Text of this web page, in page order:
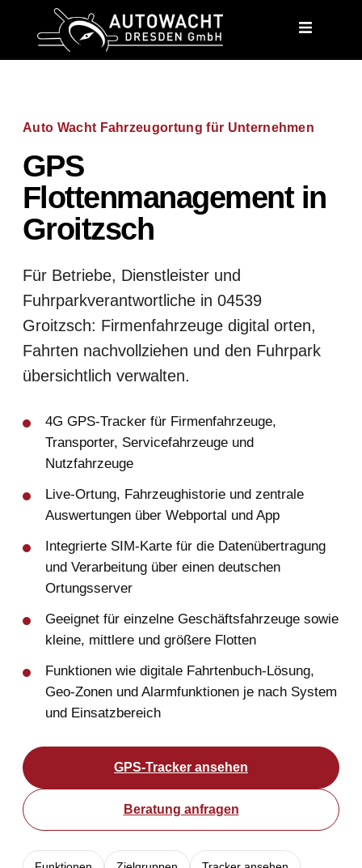
Auto Wacht Fahrzeugortung für Unternehmen
GPS
Flottenmanagement in
Groitzsch
Für Betriebe, Dienstleister und
Fuhrparkverantwortliche in 04539
Groitzsch: Firmenfahrzeuge digital orten,
Fahrten nachvollziehen und den Fuhrpark
übersichtlich verwalten.
4G GPS-Tracker für Firmenfahrzeuge,
Transporter, Servicefahrzeuge und
Nutzfahrzeuge
Live-Ortung, Fahrzeughistorie und zentrale
Auswertungen über Webportal und App
Integrierte SIM-Karte für die Datenübertragung
und Verarbeitung über einen deutschen
Ortungsserver
Geeignet für einzelne Geschäftsfahrzeuge sowie
kleine, mittlere und größere Flotten
Funktionen wie digitale Fahrtenbuch-Lösung,
Geo-Zonen und Alarmfunktionen je nach System
und Einsatzbereich
GPS-Tracker ansehen
Beratung anfragen